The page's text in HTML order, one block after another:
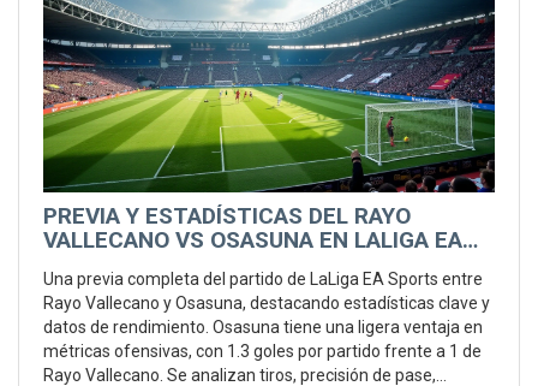
PREVIA Y ESTADÍSTICAS DEL RAYO
VALLECANO VS OSASUNA EN LALIGA EA
Una previa completa del partido de LaLiga EA Sports entre
Rayo Vallecano y Osasuna, destacando estadísticas clave y
datos de rendimiento. Osasuna tiene una ligera ventaja en
métricas ofensivas, con 1.3 goles por partido frente a 1 de
Rayo Vallecano. Se analizan tiros, precisión de pase,